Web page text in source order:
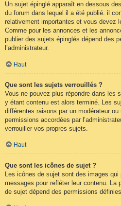
Un sujet épinglé apparaît en dessous
du forum dans lequel il a été publié. il
relativement importantes et vous devez
Comme pour les annonces et les
publier des sujets épinglés dépend des
l’administrateur.
Haut
Que sont les sujets verrouillés ?
Vous ne pouvez plus répondre dans les
y étant contenu est alors terminé. Les
différentes raisons par un modérateur
permissions accordées par
verrouiller vos propres sujets.
Haut
Que sont les icônes de sujet ?
Les icônes de sujet sont des images
messages pour refléter leur contenu. La
de sujet dépend des permissions